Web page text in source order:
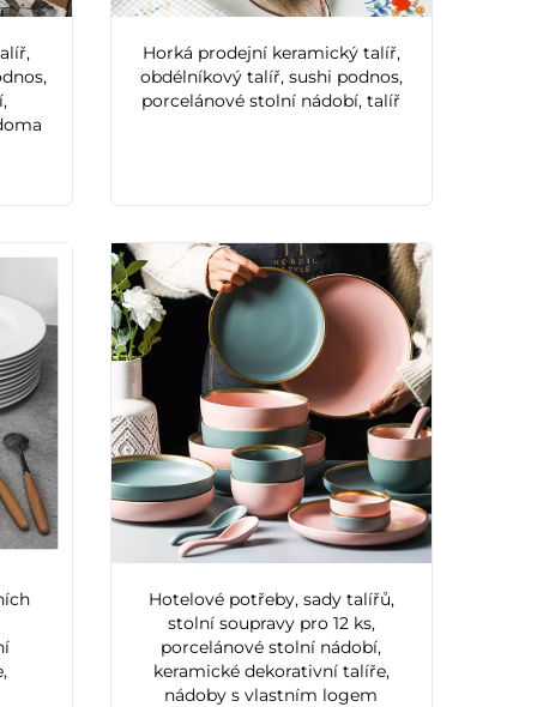
Horká prodejní keramický talíř,
obdélníkový talíř, sushi podnos,
porcelánové stolní nádobí, talíř
Hotelové potřeby, sady talířů,
stolní soupravy pro 12 ks,
porcelánové stolní nádobí,
keramické dekorativní talíře,
nádoby s vlastním logem